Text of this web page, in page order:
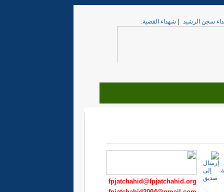
سجن الرشيد شهداء القضية.
fpjatchahid@fpjatchahid.org